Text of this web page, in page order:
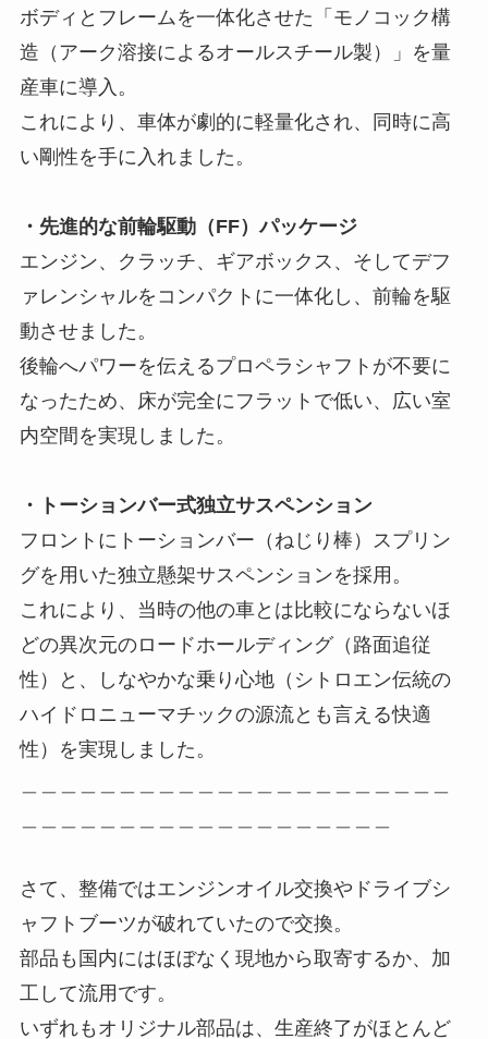
ボディとフレームを一体化させた「モノコック構
造（アーク溶接によるオールスチール製）」を量
産車に導入。
これにより、車体が劇的に軽量化され、同時に高
い剛性を手に入れました。
・先進的な前輪駆動（FF）パッケージ
エンジン、クラッチ、ギアボックス、そしてデフ
ァレンシャルをコンパクトに一体化し、前輪を駆
動させました。
後輪へパワーを伝えるプロペラシャフトが不要に
なったため、床が完全にフラットで低い、広い室
内空間を実現しました。
・トーションバー式独立サスペンション
フロントにトーションバー（ねじり棒）スプリン
グを用いた独立懸架サスペンションを採用。
これにより、当時の他の車とは比較にならないほ
どの異次元のロードホールディング（路面追従
性）と、しなやかな乗り心地（シトロエン伝統の
ハイドロニューマチックの源流とも言える快適
性）を実現しました。
さて、整備ではエンジンオイル交換やドライブシ
ャフトブーツが破れていたので交換。
部品も国内にはほぼなく現地から取寄するか、加
工して流用です。
いずれもオリジナル部品は、生産終了がほとんど